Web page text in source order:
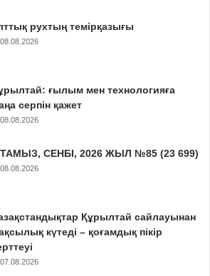
рухтың темірқазығы
08.08.2026
ғылым мен технологияға
серпін қажет
08.08.2026
СЕНБІ, 2026 ЖЫЛ №85 (23 699)
08.08.2026
Құрылтай сайлауынан
күтеді – қоғамдық пікір
07.08.2026